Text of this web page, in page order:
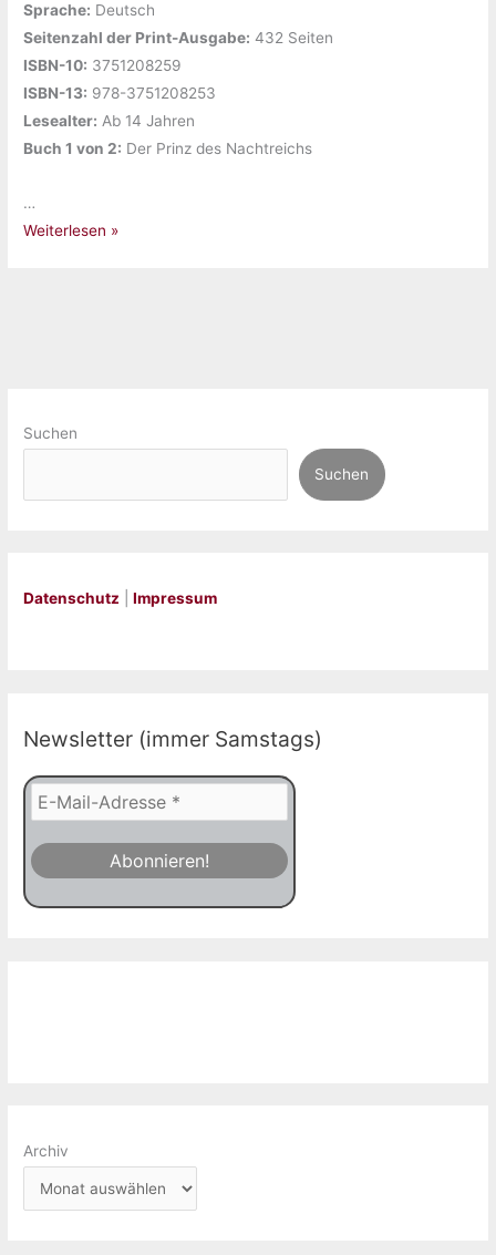
Sprache: ‎Deutsch
Seitenzahl der Print-Ausgabe: ‎432 Seiten
ISBN-10: ‎3751208259
ISBN-13: ‎978-3751208253
Lesealter: ‎Ab 14 Jahren
Buch 1 von 2: ‎Der Prinz des Nachtreichs
…
Gelesen:
von
Regnier
Weiterlesen »
Suchen
Suchen
Datenschutz |Impressum
Newsletter (immer Samstags)
Archiv